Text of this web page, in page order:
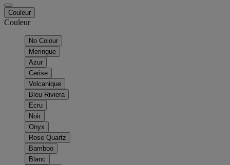
Couleur
Couleur
No Colour
Meringue
Azur
Cerise
Volcanique
Bleu Riviera
Ecru
Noir
Onyx
Rose Quartz
Bamboo
Blanc